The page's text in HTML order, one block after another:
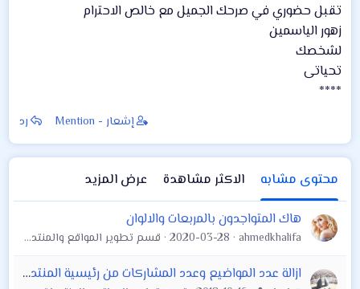
تقبل حضوري في صرحك الجميل مع خالص الاحترام
زهور الياسمين
لشخصك
تحياتى
****
إشعار - Mention رد
محتوى مشابه الاكثر مشاهدة
عرض المزيد
هاك المتواجدون بالمربعات والالوان
ahmedkhalifa
2020-03-28 قسم تطوير المواقع والمنتديات
ازالة عدد المواضيع وعدد المشاركات من رئيسية المنتدى للجيل الرابع